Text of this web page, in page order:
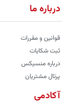
درباره ما
قوانین و مقررات
ثبت شکایات
درباره منسیکس
پرتال مشتریان
آکادمی